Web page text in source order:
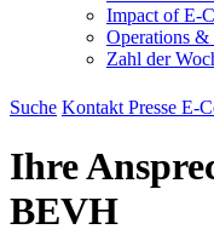
Impact of E-
Operations
Zahl der
Suche Kontakt Presse E-
Ihre
BEVH